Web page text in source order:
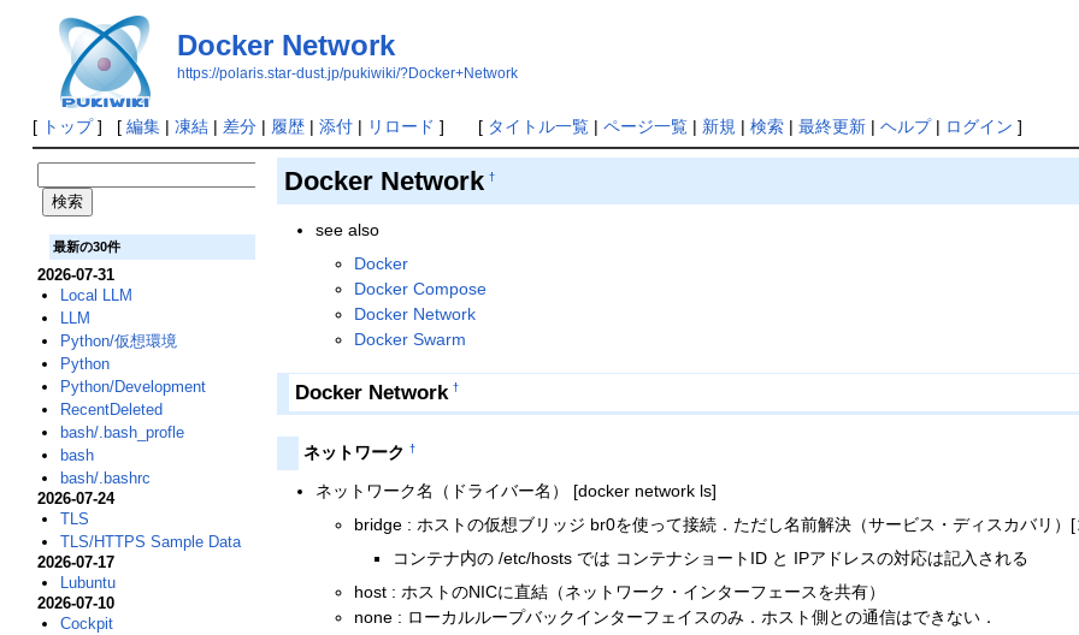
Docker Network
https://polaris.star-dust.jp/pukiwiki/?Docker+Network
[ トップ] [ 編集| 凍結| 差分| 履歴| 添付| リロード ] [ タイトル一覧| ページ一覧| 新規 | 検索| 最終更新| ヘルプ| ログイン ]
Docker Network †
see also
Docker
Docker Compose
Docker Network
Docker Swarm
Docker Network †
ネットワーク †
ネットワーク名（ドライバー名） [docker network ls]
bridge : ホストの仮想ブリッジ br0を使って接続．ただし名前解決（サービス・ディスカバリ）
コンテナ内の /etc/hosts では コンテナショートID と IPアドレスの対応は記入される
host : ホストのNICに直結（ネットワーク・インターフェースを共有）
none : ローカルループバックインターフェイスのみ．ホスト側との通信はできない．
最新の30件
2026-07-31
Local LLM
LLM
Python/仮想環境
Python
Python/Development
RecentDeleted
bash/.bash_profle
bash
bash/.bashrc
2026-07-24
TLS
TLS/HTTPS Sample Data
2026-07-17
Lubuntu
2026-07-10
Cockpit